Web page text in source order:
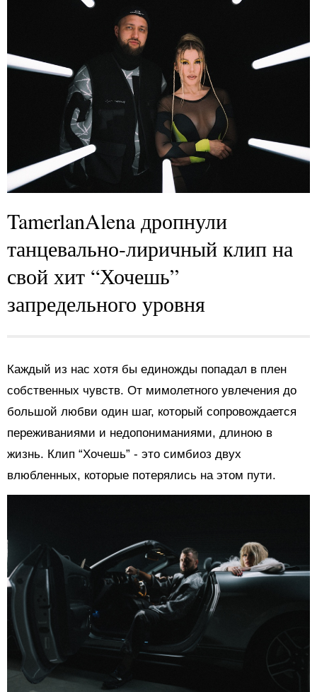
TamerlanAlena дропнули
танцевально-лиричный клип на
свой хит “Хочешь”
запредельного уровня
Каждый из нас хотя бы единожды попадал в плен
собственных чувств. От мимолетного увлечения до
большой любви один шаг, который сопровождается
переживаниями и недопониманиями, длиною в
жизнь. Клип “Хочешь” - это симбиоз двух
влюбленных, которые потерялись на этом пути.